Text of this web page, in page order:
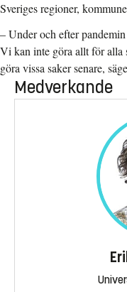
Sveriges regioner,
– Under och efter
Vi kan inte göra allt för alla
göra vissa saker senare,
Medverkande